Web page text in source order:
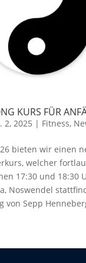
KURS FÜR
2, 2025 | Fitness,
bieten wir einen
welcher
17:30 und 18:30
Noswendel
von Sepp